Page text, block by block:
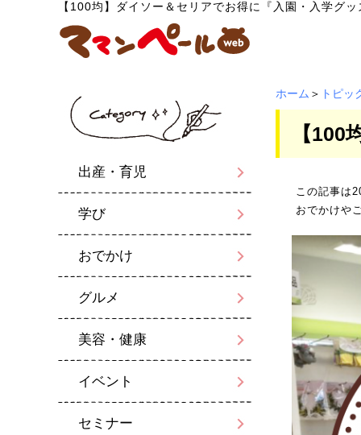
【100均】ダイソー＆セリアでお得に『入園・入学グ
ホーム ＞ トピッ
【
この記事は
おでかけや
出産・育児
学び
おでかけ
グルメ
美容・健康
イベント
セミナー